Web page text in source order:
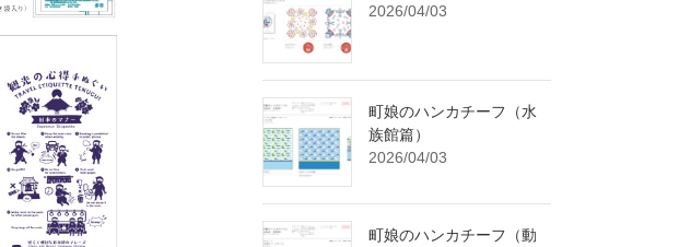
2026/04/03
町娘のハンカチーフ（水
族館篇）
2026/04/03
町娘のハンカチーフ（動